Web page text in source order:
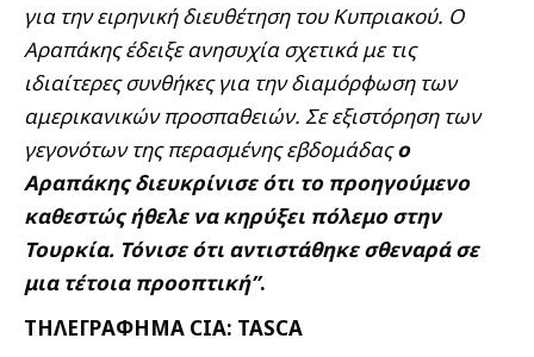
για την ειρηνική διευθέτηση του Κυπριακού. Ο
Αραπάκης έδειξε ανησυχία σχετικά με τις
ιδιαίτερες συνθήκες για την διαμόρφωση των
αμερικανικών προσπαθειών. Σε εξιστόρηση των
γεγονότων της περασμένης εβδομάδαςο
Αραπάκης διευκρίνισε ότι το προηγούμενο
καθεστώς ήθελε να κηρύξει πόλεμο στην
Τουρκία. Τόνισε ότι αντιστάθηκε σθεναρά σε
μια τέτοια προοπτική”.
ΤΗΛΕΓΡΑΦΗΜΑ CIA: TASCA